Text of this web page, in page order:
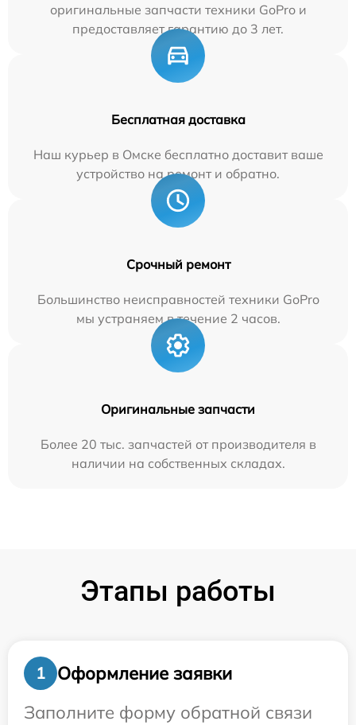
оригинальные запчасти техники GoPro и
предоставляет гарантию до 3 лет.
Бесплатная доставка
Наш курьер в Омске бесплатно доставит ваше
устройство на ремонт и обратно.
Срочный ремонт
Большинство неисправностей техники GoPro
мы устраняем в течение 2 часов.
Оригинальные запчасти
Более 20 тыс. запчастей от производителя в
наличии на собственных складах.
Этапы работы
1
Оформление заявки
Заполните форму обратной связи